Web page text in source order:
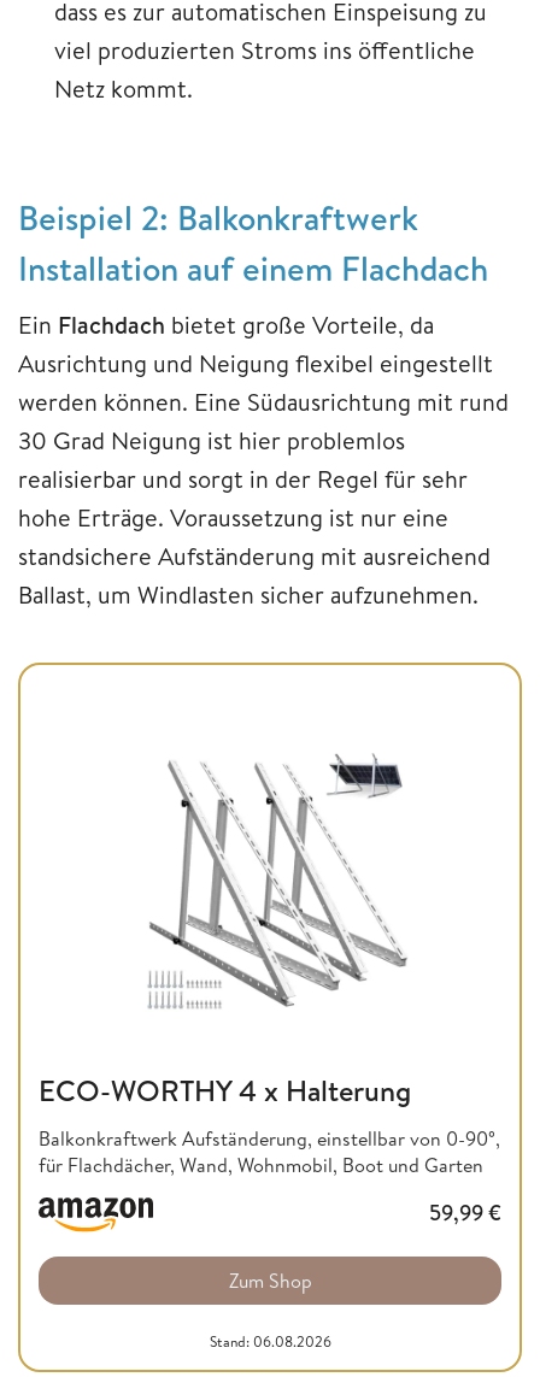
dass es zur automatischen Einspeisung zu
viel produzierten Stroms ins öffentliche
Netz kommt.
Beispiel 2: Balkonkraftwerk
Installation auf einem Flachdach
Ein Flachdach bietet große Vorteile, da
Ausrichtung und Neigung flexibel eingestellt
werden können. Eine Südausrichtung mit rund
30 Grad Neigung ist hier problemlos
realisierbar und sorgt in der Regel für sehr
hohe Erträge. Voraussetzung ist nur eine
standsichere Aufständerung mit ausreichend
Ballast, um Windlasten sicher aufzunehmen.
ECO-WORTHY 4 x Halterung
Balkonkraftwerk Aufständerung, einstellbar von 0-90°,
für Flachdächer, Wand, Wohnmobil, Boot und Garten
59,99€
Zum Shop
Stand: 06.08.2026